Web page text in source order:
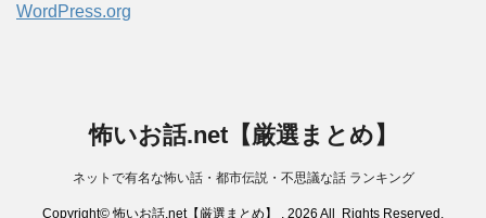
WordPress.org
怖いお話.net【厳選まとめ】
ネットで有名な怖い話・都市伝説・不思議な話 ランキング
Copyright© 怖いお話.net【厳選まとめ】 , 2026 All Rights Reserved.